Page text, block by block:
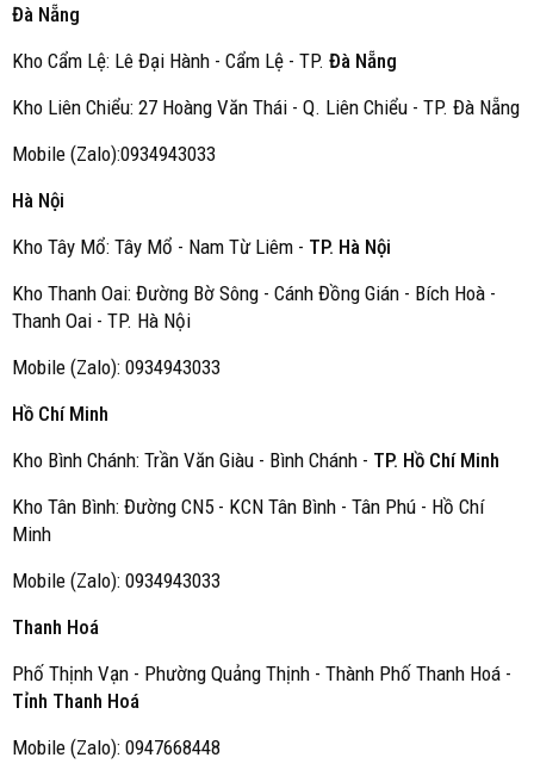
Đà Nẵng
Kho Cẩm Lệ: Lê Đại Hành - Cẩm Lệ - TP. Đà Nẵng
Kho Liên Chiểu: 27 Hoàng Văn Thái - Q. Liên Chiểu - TP. Đà Nẵng
Mobile (Zalo):0934943033
Hà Nội
Kho Tây Mổ: Tây Mổ - Nam Từ Liêm - TP. Hà Nội
Kho Thanh Oai: Đường Bờ Sông - Cánh Đồng Gián - Bích Hoà -
Thanh Oai - TP. Hà Nội
Mobile (Zalo): 0934943033
Hồ Chí Minh
Kho Bình Chánh: Trần Văn Giàu - Bình Chánh - TP. Hồ Chí Minh
Kho Tân Bình: Đường CN5 - KCN Tân Bình - Tân Phú - Hồ Chí
Minh
Mobile (Zalo): 0934943033
Thanh Hoá
Phố Thịnh Vạn - Phường Quảng Thịnh - Thành Phố Thanh Hoá -
Tỉnh Thanh Hoá
Mobile (Zalo): 0947668448